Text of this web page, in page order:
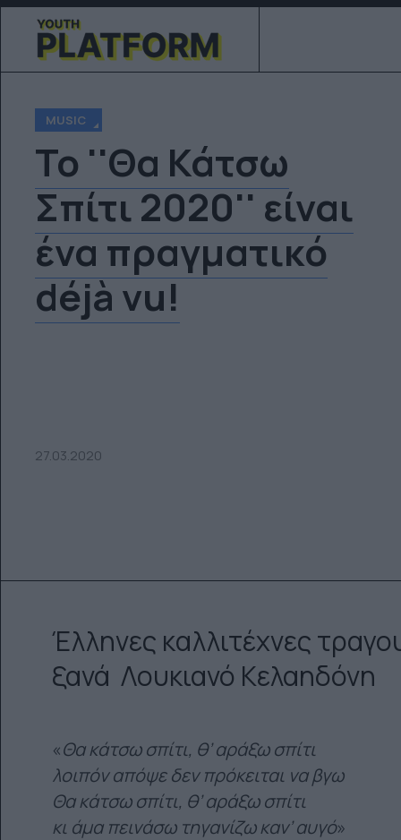
MUSIC
Το ''Θα Κάτσω
Σπίτι 2020'' είναι
ένα πραγματικό
déjà vu!
27.03.2020
Έλληνες καλλιτέχνες
ξανά Λουκιανό Κελαηδόνη
«Θα κάτσω σπίτι, θ’ αράξω σπίτι
λοιπόν απόψε δεν πρόκειται να βγω
Θα κάτσω σπίτι, θ’ αράξω σπίτι
κι άμα πεινάσω τηγανίζω καν’ αυγό»